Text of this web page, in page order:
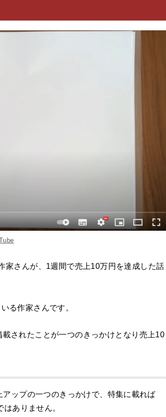
家さんが、1週間で売上10万円を達成した話
る作家さんです。
されたことが一つのきっかけとなり売上10
ップの一つのきっかけで、特集に載れば
ありません。